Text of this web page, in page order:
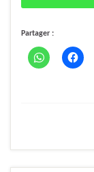
Partager :